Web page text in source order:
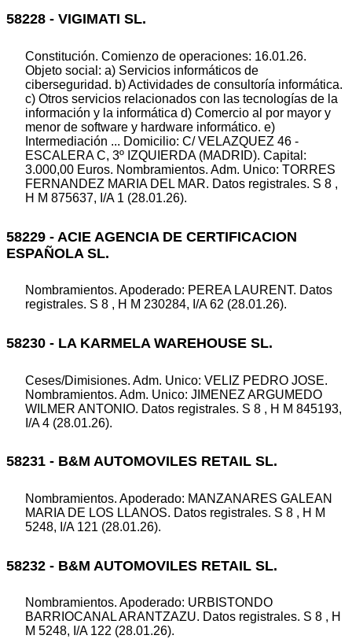
58228 - VIGIMATI SL.
Constitución. Comienzo de operaciones: 16.01.26.
Objeto social: a) Servicios informáticos de
ciberseguridad. b) Actividades de consultoría informática.
c) Otros servicios relacionados con las tecnologías de la
información y la informática d) Comercio al por mayor y
menor de software y hardware informático. e)
Intermediación ... Domicilio: C/ VELAZQUEZ 46 -
ESCALERA C, 3º IZQUIERDA (MADRID). Capital:
3.000,00 Euros. Nombramientos. Adm. Unico: TORRES
FERNANDEZ MARIA DEL MAR. Datos registrales. S 8 ,
H M 875637, I/A 1 (28.01.26).
58229 - ACIE AGENCIA DE CERTIFICACION
ESPAÑOLA SL.
Nombramientos. Apoderado: PEREA LAURENT. Datos
registrales. S 8 , H M 230284, I/A 62 (28.01.26).
58230 - LA KARMELA WAREHOUSE SL.
Ceses/Dimisiones. Adm. Unico: VELIZ PEDRO JOSE.
Nombramientos. Adm. Unico: JIMENEZ ARGUMEDO
WILMER ANTONIO. Datos registrales. S 8 , H M 845193,
I/A 4 (28.01.26).
58231 - B&M AUTOMOVILES RETAIL SL.
Nombramientos. Apoderado: MANZANARES GALEAN
MARIA DE LOS LLANOS. Datos registrales. S 8 , H M
5248, I/A 121 (28.01.26).
58232 - B&M AUTOMOVILES RETAIL SL.
Nombramientos. Apoderado: URBISTONDO
BARRIOCANAL ARANTZAZU. Datos registrales. S 8 , H
M 5248, I/A 122 (28.01.26).